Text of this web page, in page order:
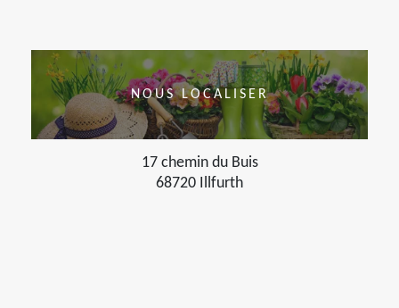
NOUS LOCALISER
17 chemin du Buis
68720 Illfurth